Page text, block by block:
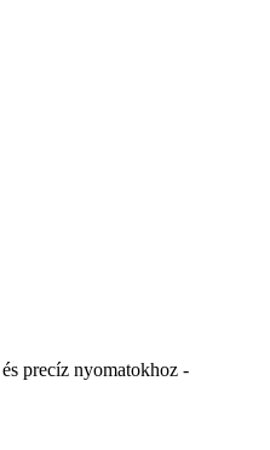
precíz nyomatokhoz -